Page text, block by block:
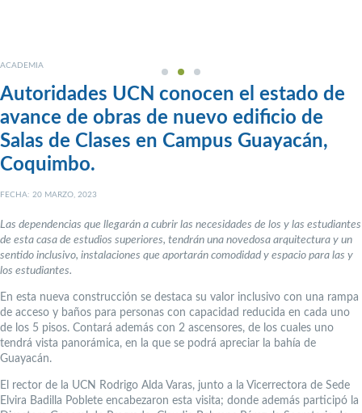
ACADEMIA
Autoridades UCN conocen el estado de
avance de obras de nuevo edificio de
Salas de Clases en Campus Guayacán,
Coquimbo.
FECHA: 20 MARZO, 2023
Las dependencias que llegarán a cubrir las necesidades de los y las estudiantes
de esta casa de estudios superiores, tendrán una novedosa arquitectura y un
sentido inclusivo, instalaciones que aportarán comodidad y espacio para las y
los estudiantes.
En esta nueva construcción se destaca su valor inclusivo con una rampa
de acceso y baños para personas con capacidad reducida en cada uno
de los 5 pisos. Contará además con 2 ascensores, de los cuales uno
tendrá vista panorámica, en la que se podrá apreciar la bahía de
Guayacán.
El rector de la UCN Rodrigo Alda Varas, junto a la Vicerrectora de Sede
Elvira Badilla Poblete encabezaron esta visita; donde además participó la